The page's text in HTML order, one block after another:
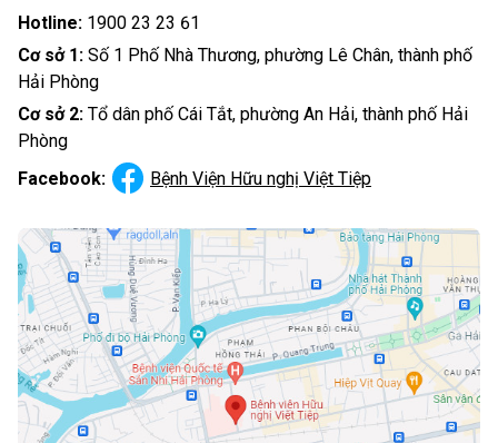
Hotline: 1900 23 23 61
Cơ sở 1: Số 1 Phố Nhà Thương, phường Lê Chân, thành phố
Hải Phòng
Cơ sở 2: Tổ dân phố Cái Tắt, phường An Hải, thành phố Hải
Phòng
Facebook:
Bệnh Viện Hữu nghị Việt Tiệp